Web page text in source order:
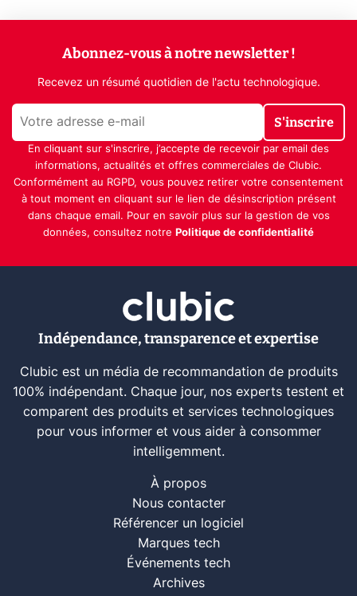
Abonnez-vous à notre newsletter !
Recevez un résumé quotidien de l'actu technologique.
S'inscrire
En cliquant sur s'inscrire, j’accepte de recevoir par email des
informations, actualités et offres commerciales de Clubic.
Conformément au RGPD, vous pouvez retirer votre consentement
à tout moment en cliquant sur le lien de désinscription présent
dans chaque email. Pour en savoir plus sur la gestion de vos
données, consultez notre Politique de confidentialité
Indépendance, transparence et expertise
Clubic est un média de recommandation de produits
100% indépendant. Chaque jour, nos experts testent et
comparent des produits et services technologiques
pour vous informer et vous aider à consommer
intelligemment.
À propos
Nous contacter
Référencer un logiciel
Marques tech
Événements tech
Archives